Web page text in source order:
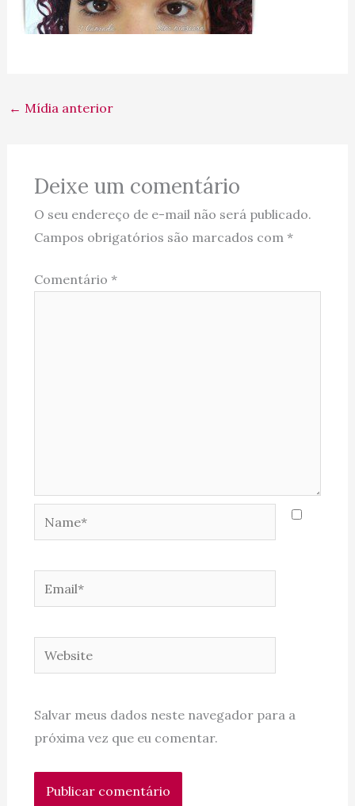
← Mídia anterior
Deixe um comentário
O seu endereço de e-mail não será publicado.
Campos obrigatórios são marcados com *
Comentário *
Name*
Email*
Website
Salvar meus dados neste navegador para a
próxima vez que eu comentar.